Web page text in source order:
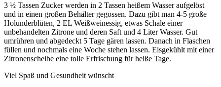
3 ½ Tassen Zucker werden in 2 Tassen heißem Wasser aufgelöst
und in einen großen Behälter gegossen. Dazu gibt man 4-5 große
Holunderblüten, 2 EL Weißweinessig, etwas Schale einer
unbehandelten Zitrone und deren Saft und 4 Liter Wasser. Gut
umrühren und abgedeckt 5 Tage gären lassen. Danach in Flaschen
füllen und nochmals eine Woche stehen lassen. Eisgekühlt mit einer
Zitronenscheibe eine tolle Erfrischung für heiße Tage.
Viel Spaß und Gesundheit wünscht